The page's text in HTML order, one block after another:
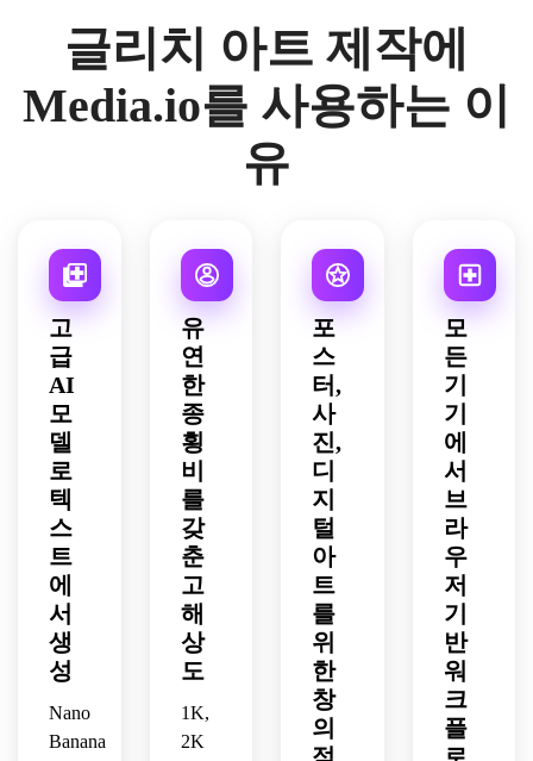
상세
한 디
마감.
세밀
한 AI
아트
워크
가 있
치 미
학을
위한
사실
화면
력 있
는 아
날로
그 화
털 손
이커
에 적
합한
인이
있는
세련
된 베
이퍼
웨이
브 포
스터.
향수
를 불
으키
장난
스러
운 혼
돈,
균형
잡힌
포스
터 레
이아
웃,
광택
있는
플라
스틱
질감,
세련
된 소
프트
웨어
충돌
처,
비대
칭 균
형,
거친
전자
분위
기,
한의
색상
자홍
색과
청록
색 하
테일,
인 미
조되
분한
자연
트 분
위기,
라마
구성,
균형
잡힌
왜곡
레이
어,
기억
에 남
는 글
리치
픽처
미학
을 위
한 세
련된
디테
글리치 아트 제작에
Media.io를 사용하는 이
유
고
급
AI
모
델
로
텍
스
트
에
서
생
성
Nano
Banana
유
연
한
종
횡
비
를
갖
춘
고
해
상
도
1K,
2K
포
스
터,
사
진,
디
지
털
아
트
를
위
한
창
의
모
든
기
기
에
서
브
라
우
저
기
반
워
크
플